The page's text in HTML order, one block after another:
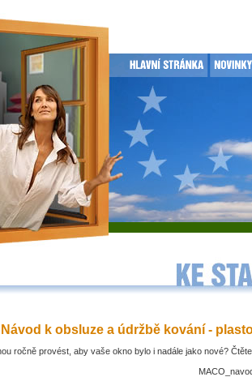
Návod k obsluze a údržbě kování -
ročně provést, aby vaše okno bylo i nadále jako nové?